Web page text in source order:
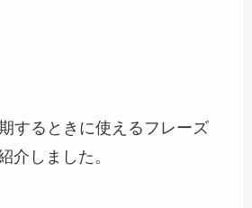
するときに使えるフレーズ
介しました。